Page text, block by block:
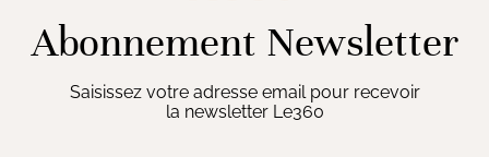
Abonnement Newsletter
Saisissez votre adresse email pour recevoir
la newsletter Le360